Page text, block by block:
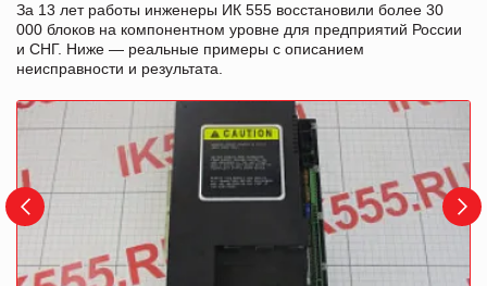
За 13 лет работы инженеры ИК 555 восстановили более 30
000 блоков на компонентном уровне для предприятий России
и СНГ. Ниже — реальные примеры с описанием
неисправности и результата.